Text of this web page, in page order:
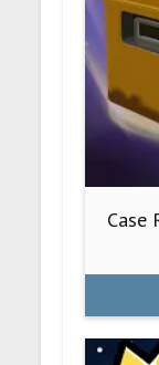
Case